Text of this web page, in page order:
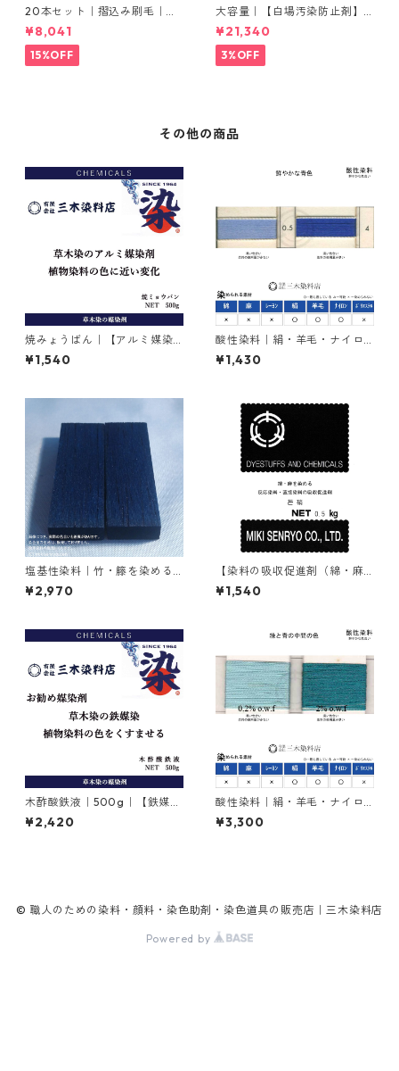
20本セット｜摺込み刷毛｜夏
毛（毛質が硬い）0.5分
¥8,041
15%OFF
大容量｜【白場汚染防止剤】
｜2kg×5本｜ホワイトクリー
ナＭ
¥21,340
3%OFF
その他の商品
焼みょうばん｜【アルミ媒染
剤】｜500g｜焼ミョウバン
¥1,540
酸性染料｜絹・羊毛・ナイロ
ンを染める｜20g｜アンスラ
センブルーFBR（鮮やかな青
¥1,430
塩基性染料｜竹・籐を染める
｜100g｜塩基性ブラック（黒
色系）
¥2,970
【染料の吸収促進剤（綿・麻
用）】｜500g｜無水芒硝
¥1,540
木酢酸鉄液｜500g｜【鉄媒染
剤】
¥2,420
酸性染料｜絹・羊毛・ナイロ
ンを染める｜100g｜カヤノー
ルミーリンググリンGW（緑と
¥3,300
© 職人のための染料・顔料・染色助剤・染色道具の販売店｜三木染料店
Powered by